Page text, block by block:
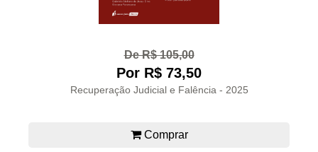
De R$ 105,00
Por R$ 73,50
Recuperação Judicial e Falência - 2025
Comprar